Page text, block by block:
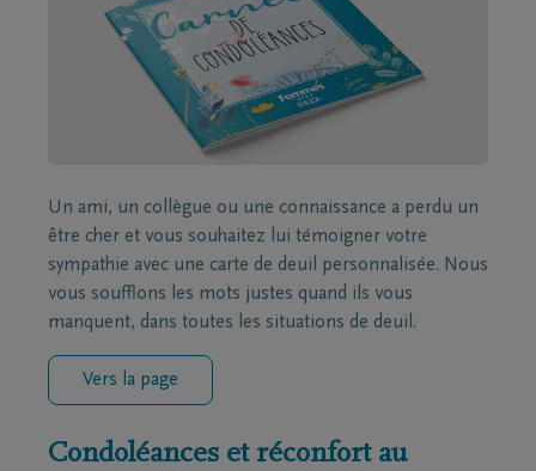
Un ami, un collègue ou une connaissance a perdu un
être cher et vous souhaitez lui témoigner votre
sympathie avec une carte de deuil personnalisée. Nous
vous soufflons les mots justes quand ils vous
manquent, dans toutes les situations de deuil.
Vers la page
Condoléances et réconfort au